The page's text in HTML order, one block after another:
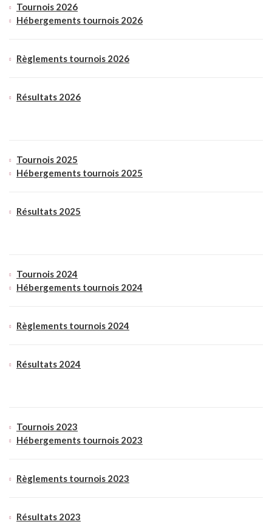
Tournois 2026
Hébergements tournois 2026
Règlements tournois 2026
Résultats 2026
Tournois 2025
Hébergements tournois 2025
Résultats 2025
Tournois 2024
Hébergements tournois 2024
Règlements tournois 2024
Résultats 2024
Tournois 2023
Hébergements tournois 2023
Règlements tournois 2023
Résultats 2023